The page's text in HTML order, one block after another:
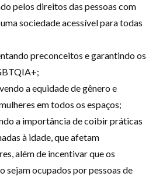
pelos direitos das pessoas com
sociedade acessível para todas
preconceitos e garantindo os
a equidade de gênero e
em todos os espaços;
a importância de coibir práticas
à idade, que afetam
além de incentivar que os
sejam ocupados por pessoas de